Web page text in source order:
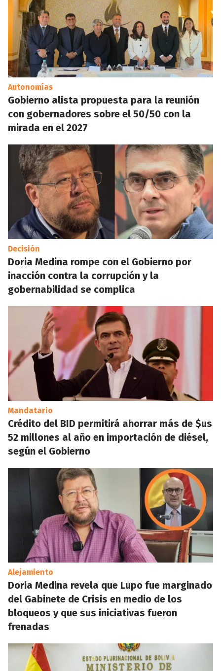
Autonomías
Gobierno alista propuesta para la reunión
con gobernadores sobre el 50/50 con la
mirada en el 2027
Decisión
Doria Medina rompe con el Gobierno por
inacción contra la corrupción y la
gobernabilidad se complica
Mandatario
Crédito del BID permitirá ahorrar más de $us
52 millones al año en importación de diésel,
según el Gobierno
Alejamiento
Doria Medina revela que Lupo fue marginado
del Gabinete de Crisis en medio de los
bloqueos y que sus iniciativas fueron
frenadas